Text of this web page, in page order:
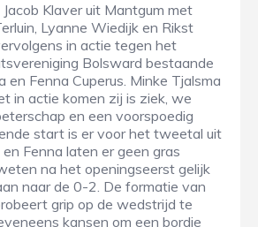
Klaver uit Mantgum met
Lyanne Wiedijk en Rikst
in actie tegen het
Bolsward bestaande
en Fenna Cuperus. Minke Tjalsma
in actie komen zij is ziek, we
en een voorspoedig
start is er voor het tweetal uit
Fenna laten er geen gras
na het openingseerst gelijk
naar de 0-2. De formatie van
grip op de wedstrijd te
kansen om een bordje